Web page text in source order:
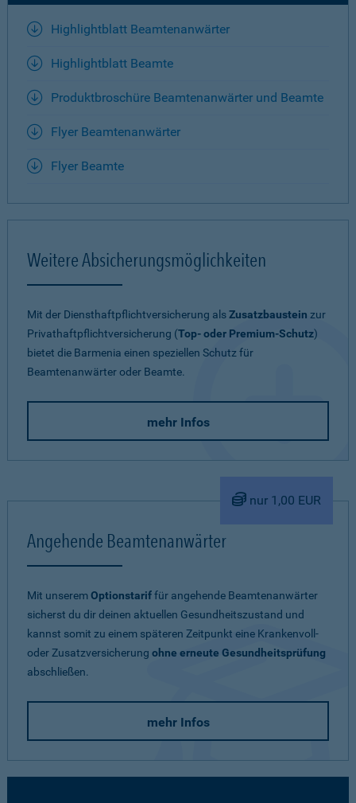
Highlightblatt Beamtenanwärter
Highlightblatt Beamte
Produktbroschüre Beamtenanwärter und Beamte
Flyer Beamtenanwärter
Flyer Beamte
Weitere Absicherungsmöglichkeiten
Mit der Diensthaftpflichtversicherung alsZusatzbaustein zur
Privathaftpflichtversicherung (Top- oder Premium-Schutz)
bietet die Barmenia einen speziellen Schutz für
Beamtenanwärter oder Beamte.
mehr Infos
nur 1,00 EUR
Angehende Beamtenanwärter
Mit unseremOptionstariffür angehende Beamtenanwärter
sicherst du dir deinen aktuellen Gesundheitszustand und
kannst somit zu einem späteren Zeitpunkt eine Krankenvoll-
oder Zusatzversicherung ohne erneute Gesundheitsprüfung
abschließen.
mehr Infos